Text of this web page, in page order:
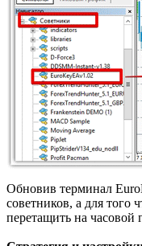
Обновив терминал
советников, а для того
перетащить на